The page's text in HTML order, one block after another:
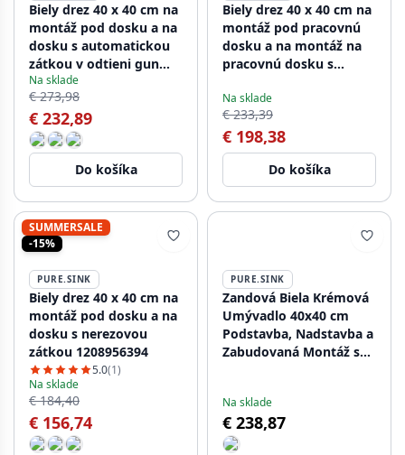
Biely drez 40 x 40 cm na
montáž pod dosku a na
dosku s automatickou
zátkou v odtieni gun
metal 1208971895
Na sklade
€ 273,98
€ 232,89
Do košíka
Biely drez 40 x 40 cm na
montáž pod pracovnú
dosku a na montáž na
pracovnú dosku s
zátkou 1208971896
Na sklade
€ 233,39
€ 198,38
Do košíka
SUMMERSALE
-15%
PURE.SINK
Biely drez 40 x 40 cm na
montáž pod dosku a na
dosku s nerezovou
zátkou 1208956394
5.0(1)
Na sklade
€ 184,40
€ 156,74
PURE.SINK
Zandová Biela Krémová
Umývadlo 40x40 cm
Podstavba, Nadstavba a
Zabudovaná Montáž s
Na sklade
€ 238,87